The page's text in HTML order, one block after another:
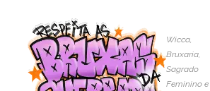
Wicca,
Bruxaria,
Sagrado
Feminino e